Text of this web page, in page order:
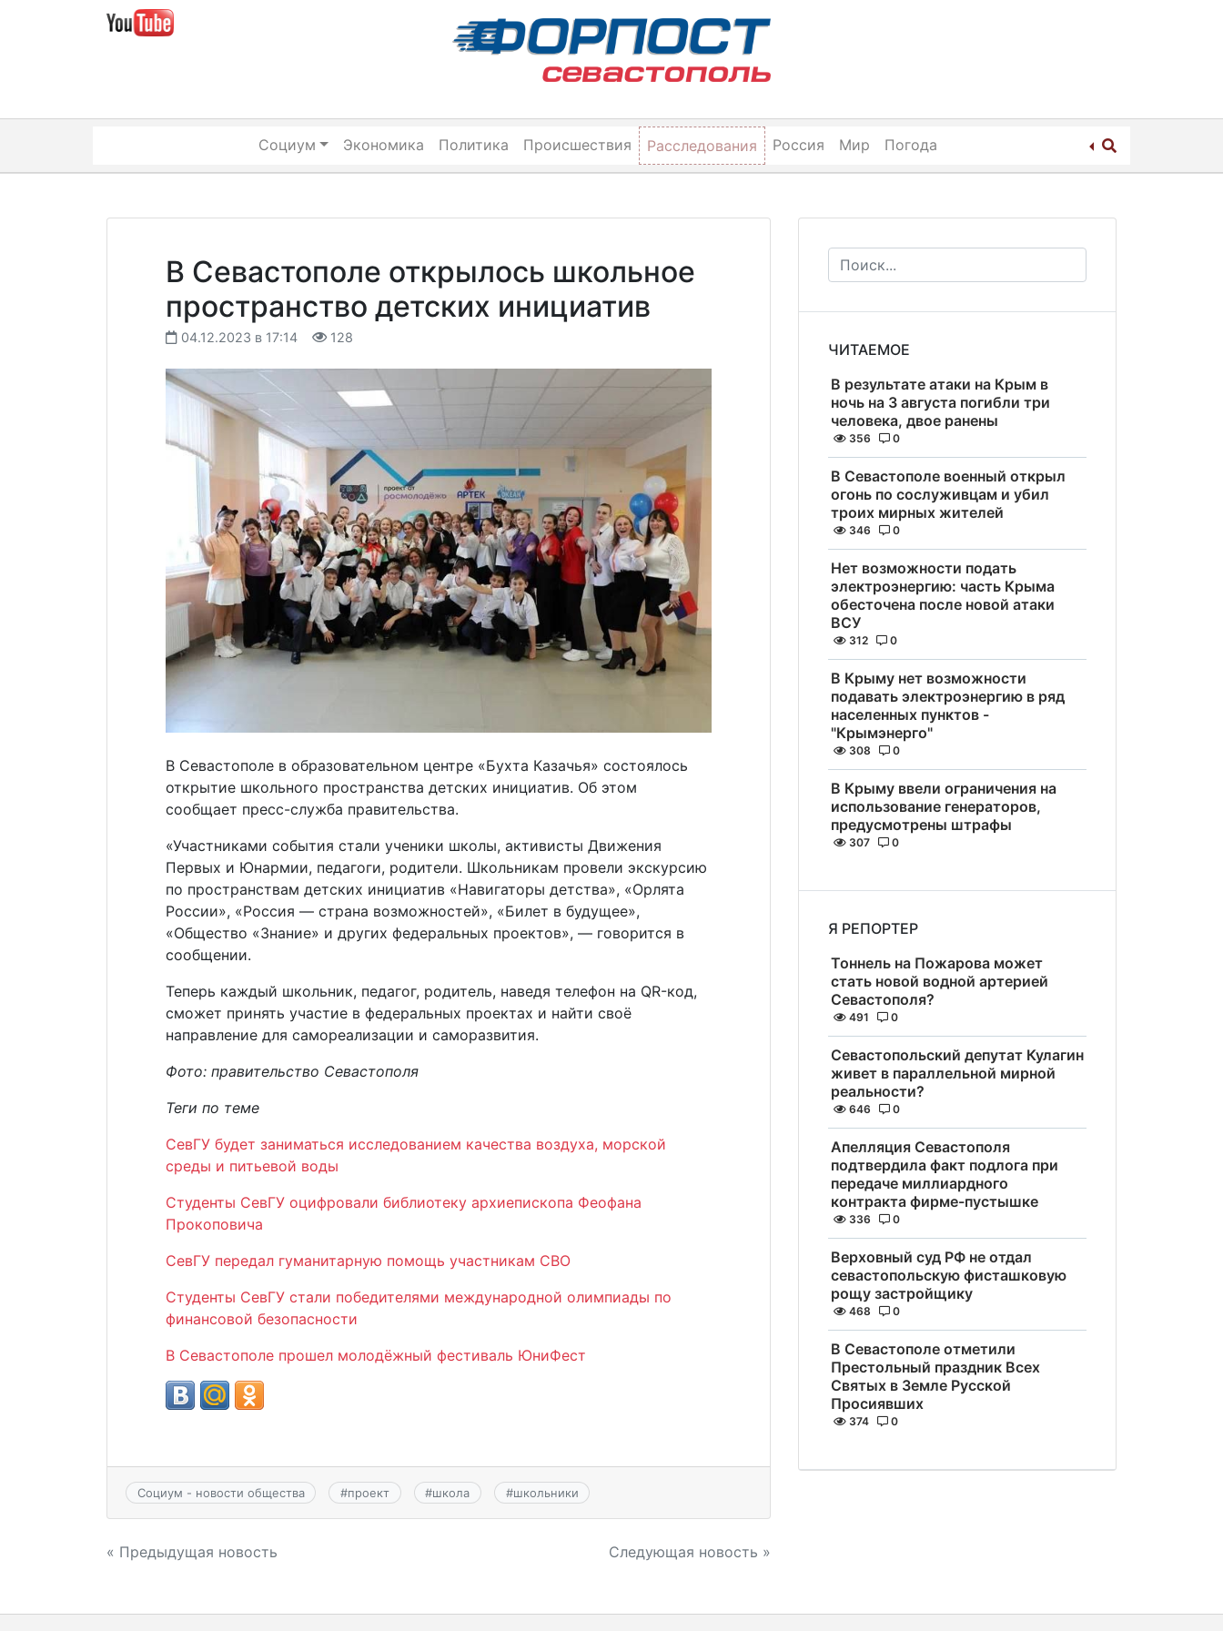
Социум Экономика Политика Происшествия Расследования Россия Мир Погода
В Севастополе открылось школьное
пространство детских инициатив
04.12.2023 в 17:14 128
В Севастополе в образовательном центре «Бухта Казачья» состоялось
открытие школьного пространства детских инициатив. Об этом
сообщает пресс-служба правительства.
«Участниками события стали ученики школы, активисты Движения
Первых и Юнармии, педагоги, родители. Школьникам провели экскурсию
по пространствам детских инициатив «Навигаторы детства», «Орлята
России», «Россия — страна возможностей», «Билет в будущее»,
«Общество «Знание» и других федеральных проектов», — говорится в
сообщении.
Теперь каждый школьник, педагог, родитель, наведя телефон на QR-код,
сможет принять участие в федеральных проектах и найти своё
направление для самореализации и саморазвития.
Фото: правительство Севастополя
Теги по теме
СевГУ будет заниматься исследованием качества воздуха, морской
среды и питьевой воды
Студенты СевГУ оцифровали библиотеку архиепископа Феофана
Прокоповича
СевГУ передал гуманитарную помощь участникам СВО
Студенты СевГУ стали победителями международной олимпиады по
финансовой безопасности
В Севастополе прошел молодёжный фестиваль ЮниФест
Социум - новости общества #проект #школа #школьники
Навигация
« Предыдущая новость Следующая новость »
ЧИТАЕМОЕ
В результате атаки на Крым в
ночь на 3 августа погибли три
человека, двое ранены
356 0
В Севастополе военный открыл
огонь по сослуживцам и убил
троих мирных жителей
346 0
Нет возможности подать
электроэнергию: часть Крыма
обесточена после новой атаки
ВСУ
312 0
В Крыму нет возможности
подавать электроэнергию в ряд
населенных пунктов -
"Крымэнерго"
308 0
В Крыму ввели ограничения на
использование генераторов,
предусмотрены штрафы
307 0
Я РЕПОРТЕР
Тоннель на Пожарова может
стать новой водной артерией
Севастополя?
491 0
Севастопольский депутат Кулагин
живет в параллельной мирной
реальности?
646 0
Апелляция Севастополя
подтвердила факт подлога при
передаче миллиардного
контракта фирме-пустышке
336 0
Верховный суд РФ не отдал
севастопольскую фисташковую
рощу застройщику
468 0
В Севастополе отметили
Престольный праздник Всех
Святых в Земле Русской
Просиявших
374 0